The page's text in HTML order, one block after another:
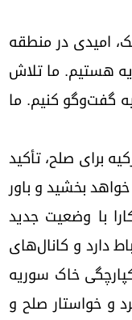
امیدی در منطقه
هستیم. ما تلاش
گفت‌وگو کنیم. ما
برای صلح، تأکید
بخشید و باور
با وضعیت جدید
دارد و کانال‌های
خاک سوریه
و خواستار صلح و